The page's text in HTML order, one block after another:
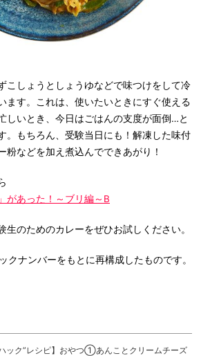
こしょうとしょうゆなどで味つけをして冷
ます。これは、使いたいときにすぐ使える
しいとき、今日はごはんの支度が面倒…と
。もちろん、受験当日にも！解凍した味付
粉などを加え煮込んでできあがり！
があった！～ブリ編～B
のためのカレーをぜひお試しください。
クナンバーをもとに再構成したものです。
ハック”レシピ】おやつ①あんことクリームチーズ